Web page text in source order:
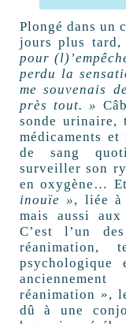
Plongé dans
jours plus tard,
pour
perdu la
me souvenais
près tout. »
sonde
médicaments
de sang
surveiller son
en oxygène…
inouïe », liée à
mais aussi
C’est l’un
réanimation,
réanimation »,
dû à une